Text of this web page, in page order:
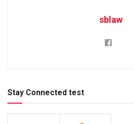
sblaw
Stay Connected test